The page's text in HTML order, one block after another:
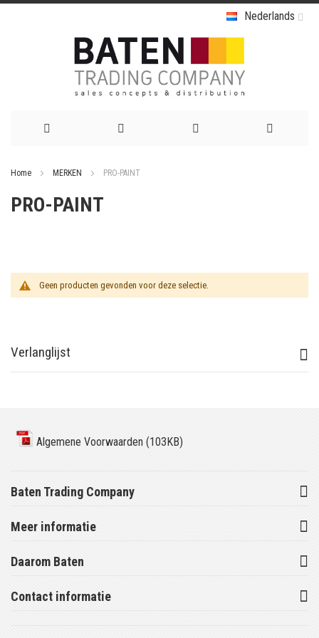
Nederlands
de
Home MERKEN PRO-PAINT
PRO-PAINT
Geen producten gevonden voor deze selectie.
Verlanglijst
Algemene Voorwaarden (103KB)
Baten Trading Company
Meer informatie
Daarom Baten
Contact informatie